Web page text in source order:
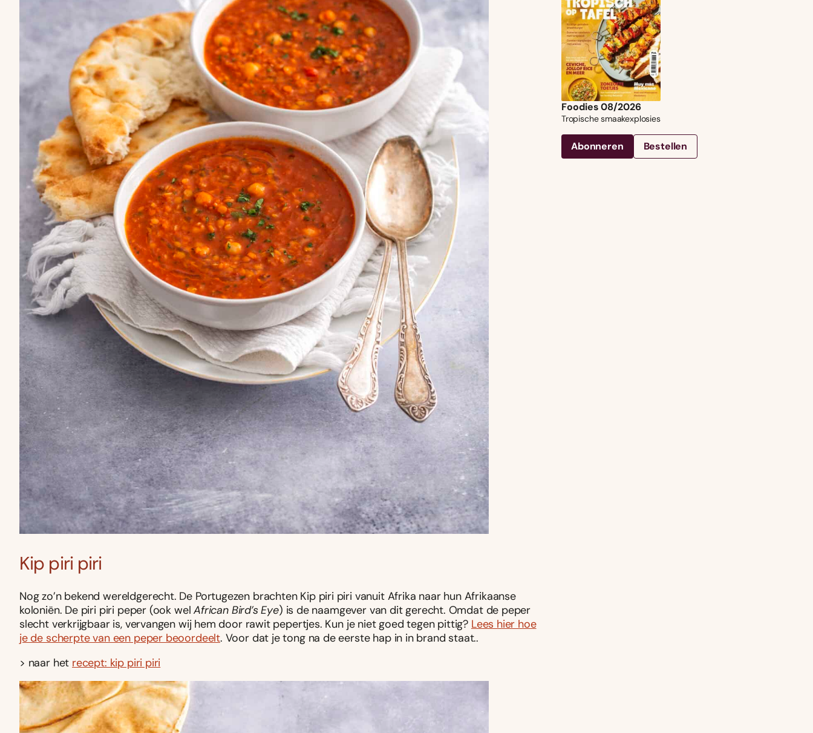
Kip piri piri
Nog zo’n bekend wereldgerecht. De Portugezen brachten Kip piri piri vanuit Afrika naar hun Afrikaanse
koloniën. De piri piri peper (ook welAfrican Bird’s Eye) is de naamgever van dit gerecht. Omdat de peper
slecht verkrijgbaar is, vervangen wij hem door rawit pepertjes. Kun je niet goed tegen pittig? Lees hier hoe
je de scherpte van een peper beoordeelt. Voor dat je tong na de eerste hap in in brand staat..
> naar het recept: kip piri piri
Foodies 08/2026
Tropische smaakexplosies
Abonneren Bestellen